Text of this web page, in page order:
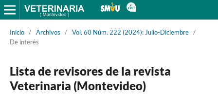
Inicio / Archivos / Vol. 60 Núm. 222 (2024): Julio-Diciembre /
De interés
Lista de revisores de la revista
Veterinaria (Montevideo)